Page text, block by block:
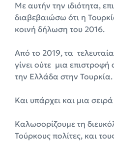
Με αυτήν την ιδιότητα,
διαβεβαιώσω ότι η
κοινή δήλωση του 2016.
Από το 2019, τα
γίνει ούτε μια
την Ελλάδα στην Τουρκία.
Και υπάρχει και μια
Καλωσορίζουμε τη
Τούρκους πολίτες, και